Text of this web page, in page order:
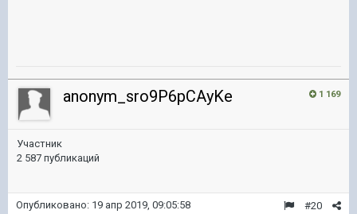
1 169
anonym_sro9P6pCAyKe
Участник
2 587 публикаций
#20
Опубликовано: 19 апр 2019, 09:05:58